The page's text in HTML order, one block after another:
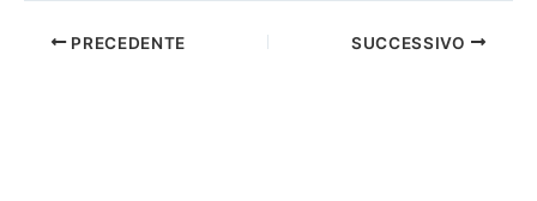
PRECEDENTE SUCCESSIVO